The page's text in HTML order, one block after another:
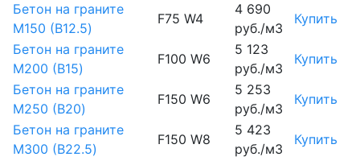
Бетон на граните
М150 (B12.5)
F75 W4
4 690
руб./м3
Купить
Бетон на граните
М200 (B15)
F100 W6
5 123
руб./м3
Купить
Бетон на граните
М250 (B20)
F150 W6
5 253
руб./м3
Купить
Бетон на граните
М300 (B22.5)
F150 W8
5 423
руб./м3
Купить